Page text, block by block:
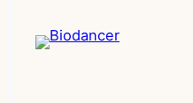
Inhalt